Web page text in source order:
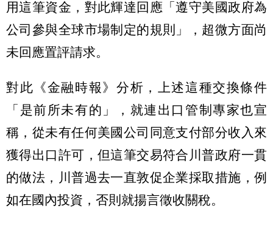
用這筆資金，對此輝達回應「遵守美國政府為
公司參與全球市場制定的規則」，超微方面尚
未回應置評請求。
對此《金融時報》分析，上述這種交換條件
「是前所未有的」，就連出口管制專家也宣
稱，從未有任何美國公司同意支付部分收入來
獲得出口許可，但這筆交易符合川普政府一貫
的做法，川普過去一直敦促企業採取措施，例
如在國內投資，否則就揚言徵收關稅。